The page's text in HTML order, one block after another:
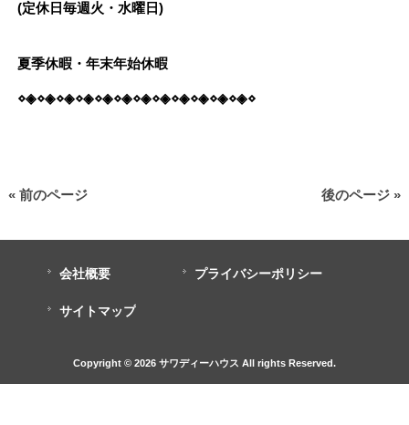
(定休日毎週火・水曜日)
夏季休暇・年末年始休暇
⋄◈⋄◈⋄◈⋄◈⋄◈⋄◈⋄◈⋄◈⋄◈⋄◈⋄◈⋄◈⋄
« 前のページ 後のページ »
会社概要 プライバシーポリシー
サイトマップ
Copyright © 2026 サワディーハウス All rights Reserved.